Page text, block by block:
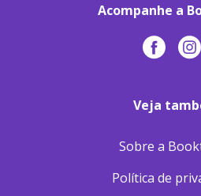
Acompanhe a
Veja
Sobre a
Política de